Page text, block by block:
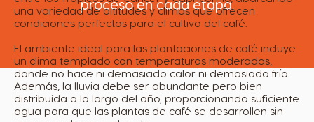
proceso en cada etapa.
una variedad de altitudes y climas que ofrecen
condiciones perfectas para el cultivo del café.
El ambiente ideal para las plantaciones de café incluye
un clima templado con temperaturas moderadas,
donde no hace ni demasiado calor ni demasiado frío.
Además, la lluvia debe ser abundante pero bien
distribuida a lo largo del año, proporcionando suficiente
agua para que las plantas de café se desarrollen sin